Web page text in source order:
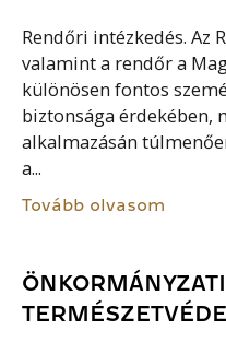
Rendőri intézkedés. Az
valamint a rendőr a
különösen fontos
biztonsága érdekében,
alkalmazásán
a...
Tovább olvasom
ÖNKORMÁNYZATI